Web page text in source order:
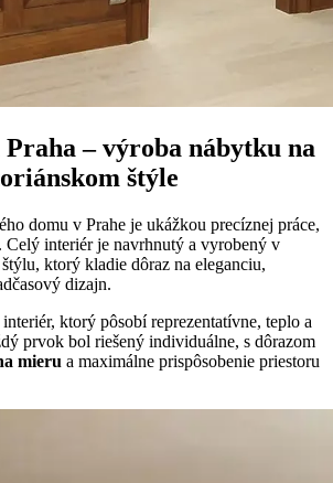
– výroba nábytku na
štýle
domu v Prahe je ukážkou precíznej práce,
Celý interiér je navrhnutý a vyrobený v
ktorý kladie dôraz na eleganciu,
dizajn.
ktorý pôsobí reprezentatívne, teplo a
prvok bol riešený individuálne, s dôrazom
mieru a maximálne prispôsobenie priestoru